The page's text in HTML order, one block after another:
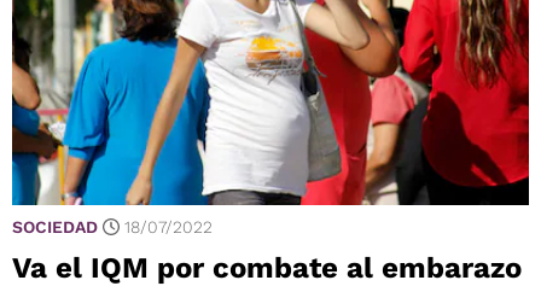
SOCIEDAD 18/07/2022
Va el IQM por combate al embarazo